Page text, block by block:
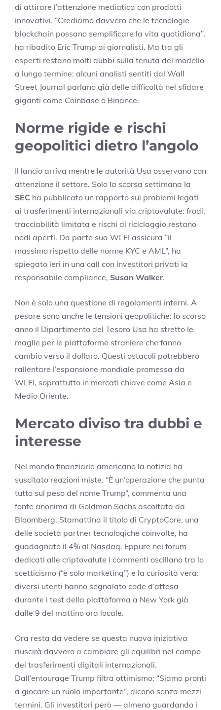
di attirare l’attenzione mediatica con prodotti
innovativi. “Crediamo davvero che le tecnologie
blockchain possano semplificare la vita quotidiana”,
ha ribadito Eric Trump ai giornalisti. Ma tra gli
esperti restano molti dubbi sulla tenuta del modello
a lungo termine: alcuni analisti sentiti dal Wall
Street Journal parlano già delle difficoltà nel sfidare
giganti come Coinbase o Binance.
Norme rigide e rischi
geopolitici dietro l’angolo
Il lancio arriva mentre le autorità Usa osservano con
attenzione il settore. Solo la scorsa settimana la
SEC ha pubblicato un rapporto sui problemi legati
ai trasferimenti internazionali via criptovalute: frodi,
tracciabilità limitata e rischi di riciclaggio restano
nodi aperti. Da parte sua WLFI assicura “il
massimo rispetto delle norme KYC e AML”, ha
spiegato ieri in una call con investitori privati la
responsabile compliance, Susan Walker.
Non è solo una questione di regolamenti interni. A
pesare sono anche le tensioni geopolitiche: lo scorso
anno il Dipartimento del Tesoro Usa ha stretto le
maglie per le piattaforme straniere che fanno
cambio verso il dollaro. Questi ostacoli potrebbero
rallentare l’espansione mondiale promessa da
WLFI, soprattutto in mercati chiave come Asia e
Medio Oriente.
Mercato diviso tra dubbi e
interesse
Nel mondo finanziario americano la notizia ha
suscitato reazioni miste. “È un’operazione che punta
tutto sul peso del nome Trump”, commenta una
fonte anonima di Goldman Sachs ascoltata da
Bloomberg. Stamattina il titolo di CryptoCore, una
delle società partner tecnologiche coinvolte, ha
guadagnato il 4% al Nasdaq. Eppure nei forum
dedicati alle criptovalute i commenti oscillano tra lo
scetticismo (“è solo marketing”) e la curiosità vera:
diversi utenti hanno segnalato code d’attesa
durante i test della piattaforma a New York già
dalle 9 del mattino ora locale.
Ora resta da vedere se questa nuova iniziativa
riuscirà davvero a cambiare gli equilibri nel campo
dei trasferimenti digitali internazionali.
Dall’entourage Trump filtra ottimismo: “Siamo pronti
a giocare un ruolo importante”, dicono senza mezzi
termini. Gli investitori però — almeno guardando i